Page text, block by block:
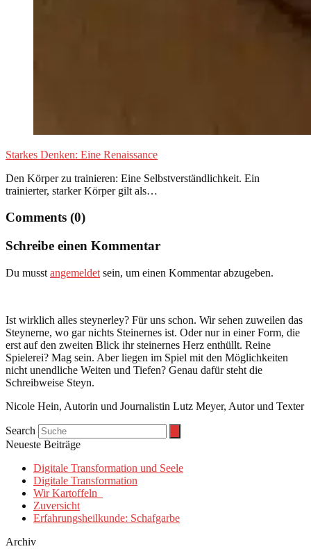
Starkes Denken: Eine Renaissance
Den Körper zu trainieren: Eine Selbstverständlichkeit. Ein
trainierter, starker Körper gilt als…
Comments (0)
Schreibe einen Kommentar
Du musst angemeldet sein, um einen Kommentar abzugeben.
Ist wirklich alles steynerley? Für uns schon. Wir sehen zuweilen das
Steynerne, wo gar nichts Steinernes ist. Oder nur in einer Form, die
erst auf den zweiten Blick ihr steinernes Herz enthüllt. Reine
Spielerei? Mag sein. Aber liegen im Spiel mit den Möglichkeiten
nicht unendliche Weiten und Tiefen? Genau dafür steht die
Schreibweise Steyn.
Nicole Hein, Autorin und Journalistin Lutz Meyer, Autor und Texter
Search
Neueste Beiträge
Digitale Transformation und Seele
Digitale Transformation
Wir Kartoffeln
Zuversicht
Erfahrungsheilkunde: Schafgarbe
Archiv